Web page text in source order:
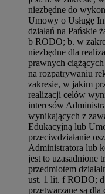
niezbędne do
Umowy o Usługę
działań na Pańskie
b RODO; b. w
niezbędne dla
prawnych
na rozpatrywaniu
zakresie, w jakim
realizacji celów
interesów
wynikających z
Edukacyjną lub
przeciwdziałanie
Administratora lub
jest to uzasadnione
przedmiotem
ust. 1 lit. f RODO;
przetwarzane są